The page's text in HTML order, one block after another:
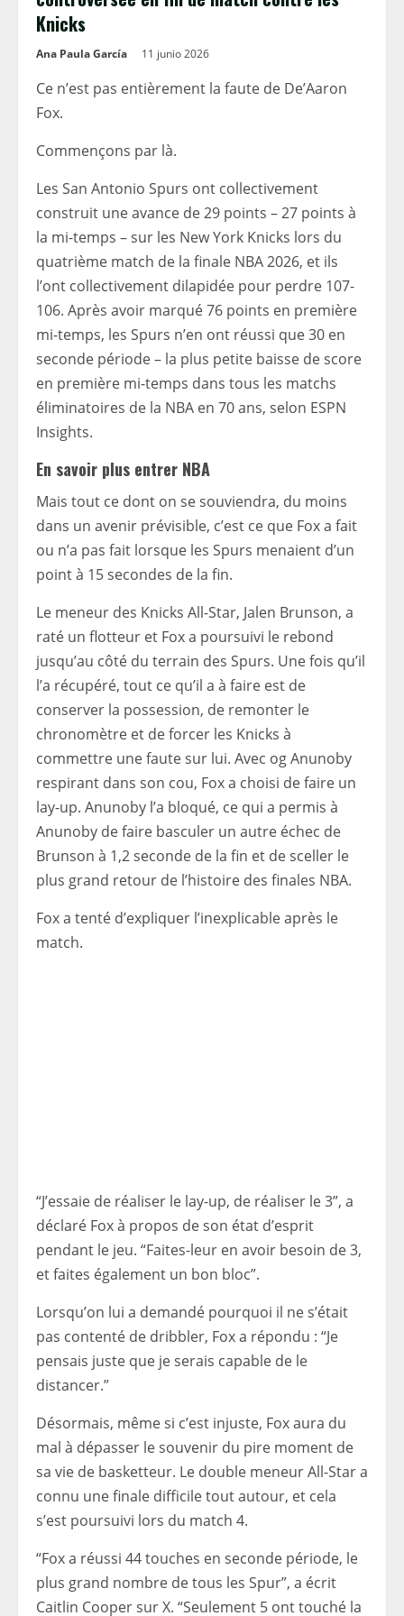
Knicks
Ana Paula García 11 junio 2026
Ce n’est pas entièrement la faute de De’Aaron
Fox.
Commençons par là.
Les San Antonio Spurs ont collectivement
construit une avance de 29 points – 27 points à
la mi-temps – sur les New York Knicks lors du
quatrième match de la finale NBA 2026, et ils
l’ont collectivement dilapidée pour perdre 107-
106. Après avoir marqué 76 points en première
mi-temps, les Spurs n’en ont réussi que 30 en
seconde période – la plus petite baisse de score
en première mi-temps dans tous les matchs
éliminatoires de la NBA en 70 ans, selon ESPN
Insights.
En savoir plus entrer NBA
Mais tout ce dont on se souviendra, du moins
dans un avenir prévisible, c’est ce que Fox a fait
ou n’a pas fait lorsque les Spurs menaient d’un
point à 15 secondes de la fin.
Le meneur des Knicks All-Star, Jalen Brunson, a
raté un flotteur et Fox a poursuivi le rebond
jusqu’au côté du terrain des Spurs. Une fois qu’il
l’a récupéré, tout ce qu’il a à faire est de
conserver la possession, de remonter le
chronomètre et de forcer les Knicks à
commettre une faute sur lui. Avec og Anunoby
respirant dans son cou, Fox a choisi de faire un
lay-up. Anunoby l’a bloqué, ce qui a permis à
Anunoby de faire basculer un autre échec de
Brunson à 1,2 seconde de la fin et de sceller le
plus grand retour de l’histoire des finales NBA.
Fox a tenté d’expliquer l’inexplicable après le
match.
“J’essaie de réaliser le lay-up, de réaliser le 3”, a
déclaré Fox à propos de son état d’esprit
pendant le jeu. “Faites-leur en avoir besoin de 3,
et faites également un bon bloc”.
Lorsqu’on lui a demandé pourquoi il ne s’était
pas contenté de dribbler, Fox a répondu : “Je
pensais juste que je serais capable de le
distancer.”
Désormais, même si c’est injuste, Fox aura du
mal à dépasser le souvenir du pire moment de
sa vie de basketteur. Le double meneur All-Star a
connu une finale difficile tout autour, et cela
s’est poursuivi lors du match 4.
“Fox a réussi 44 touches en seconde période, le
plus grand nombre de tous les Spur”, a écrit
Caitlin Cooper sur X. “Seulement 5 ont touché la